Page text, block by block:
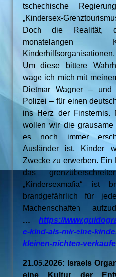
tschechische
„Kindersex-
Doch die Realität,
monatelangen
Um diese bittere
wage ich mich mit
Dietmar Wagner –
Polizei – für einen
ins Herz der Finsternis.
wollen wir die
es noch immer
Ausländer ist, Kinder
Zwecke zu erwerben. Ein
das
„Kindersexmafia“ ist
brandgefährlich für
Machenschaften
…https://
e-kind-als-mir-eine-
kleinen-nichten-
21.05.2026: Israels
eine Kultur der